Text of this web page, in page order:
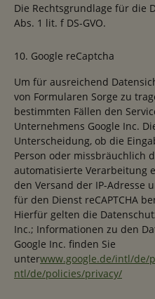
Die Rechtsgrundlage für die
Abs. 1 lit. f DS-GVO.
10. Google reCaptcha
Um für ausreichend
von Formularen Sorge zu
bestimmten Fällen den
Unternehmens Google Inc.
Unterscheidung, ob die
Person oder missbräuchlich
automatisierte Verarbeitung
den Versand der IP-Adresse
für den Dienst reCAPTCHA
Hierfür gelten die
Inc.; Informationen zu den
Google Inc. finden Sie
unterwww.google.de/intl/de/
ntl/de/policies/privacy/